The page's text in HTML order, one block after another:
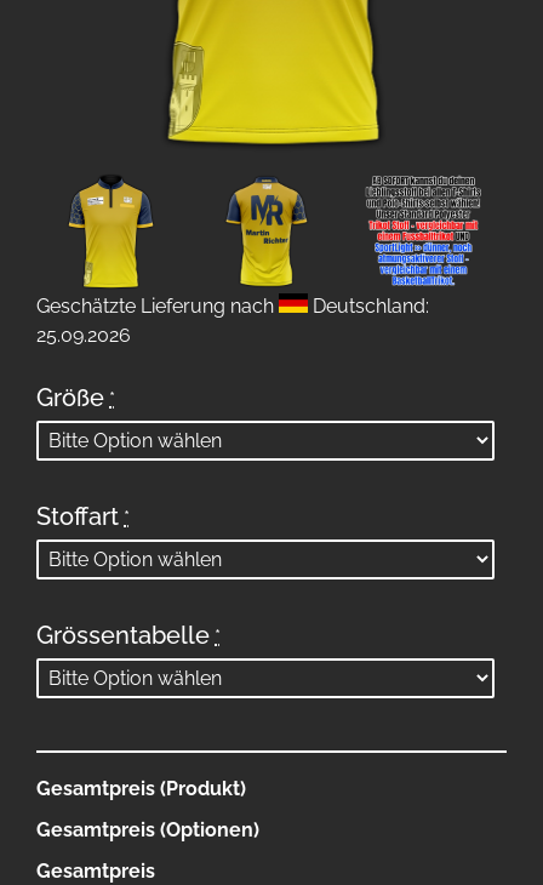
Geschätzte Lieferung nach
Deutschland:
25.09.2026
Größe *
Stoffart *
Grössentabelle *
Gesamtpreis (Produkt)
Gesamtpreis (Optionen)
Gesamtpreis